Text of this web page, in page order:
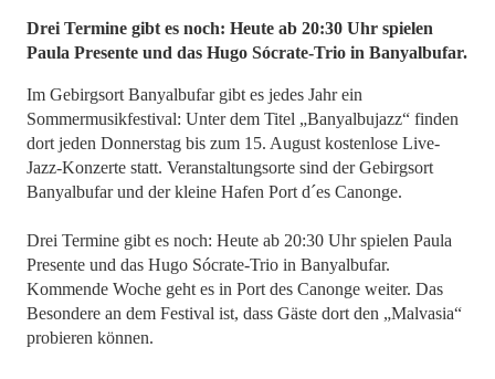
Drei Termine gibt es noch: Heute ab 20:30 Uhr spielen
Paula Presente und das Hugo Sócrate-Trio in Banyalbufar.
Im Gebirgsort Banyalbufar gibt es jedes Jahr ein
Sommermusikfestival: Unter dem Titel „Banyalbujazz“ finden
dort jeden Donnerstag bis zum 15. August kostenlose Live-
Jazz-Konzerte statt. Veranstaltungsorte sind der Gebirgsort
Banyalbufar und der kleine Hafen Port d´es Canonge.
Drei Termine gibt es noch: Heute ab 20:30 Uhr spielen Paula
Presente und das Hugo Sócrate-Trio in Banyalbufar.
Kommende Woche geht es in Port des Canonge weiter. Das
Besondere an dem Festival ist, dass Gäste dort den „Malvasia“
probieren können.